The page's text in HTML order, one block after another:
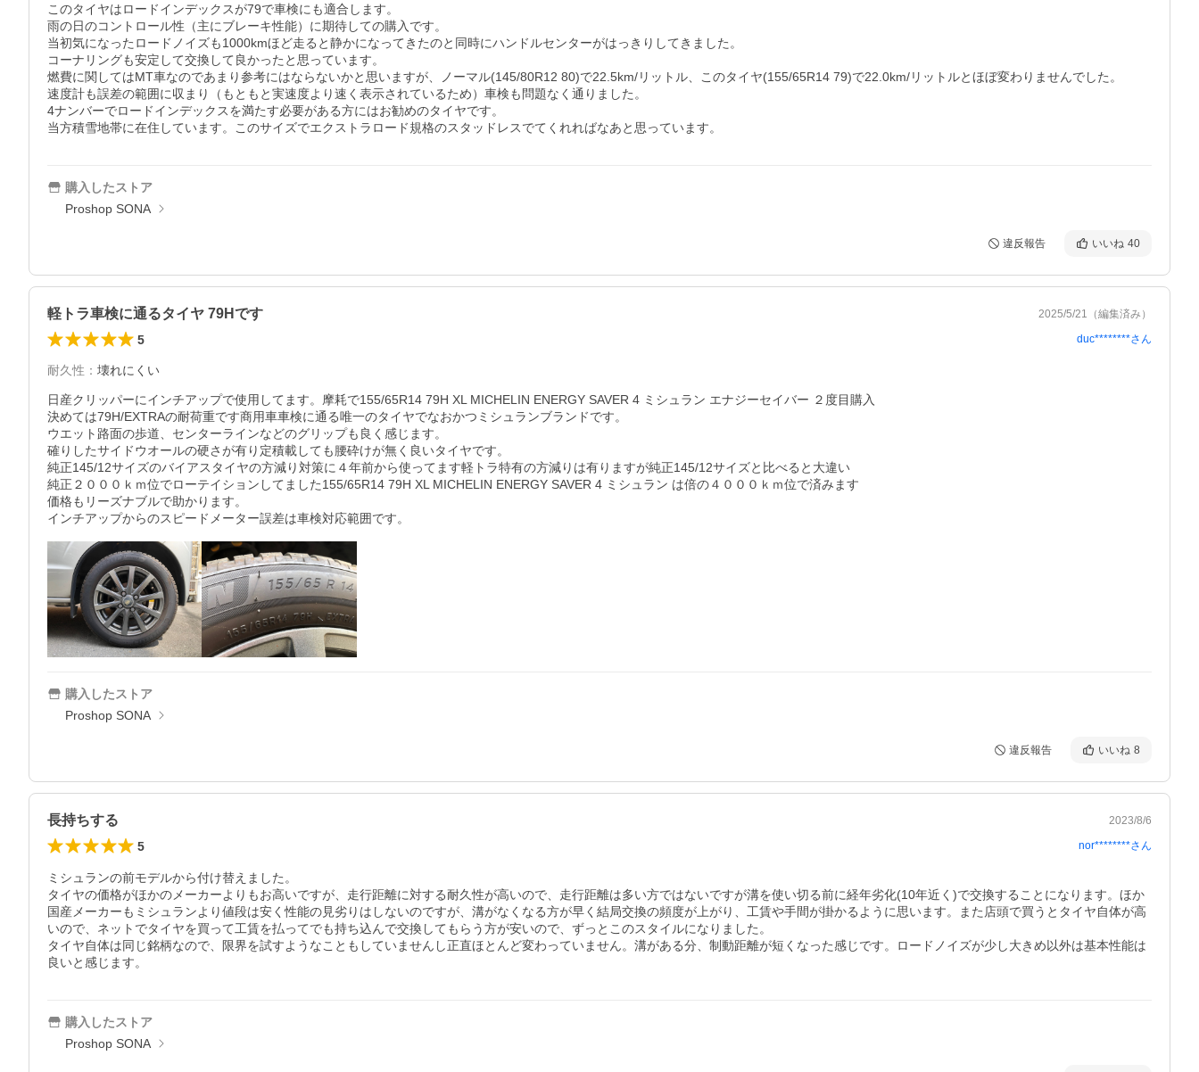
このタイヤはロードインデックスが79で車検にも適合します。
雨の日のコントロール性（主にブレーキ性能）に期待しての購入です。
当初気になったロードノイズも1000kmほど走ると静かになってきたのと同時にハンドルセンターがはっきりしてきました。
コーナリングも安定して交換して良かったと思っています。
燃費に関してはMT車なのであまり参考にはならないかと思いますが、ノーマル(145/80R12 80)で22.5km/リットル、このタイヤ(155/65R14 79)で22.0km/リットルとほぼ変わりませんでした。
速度計も誤差の範囲に収まり（もともと実速度より速く表示されているため）車検も問題なく通りました。
4ナンバーでロードインデックスを満たす必要がある方にはお勧めのタイヤです。
当方積雪地帯に在住しています。このサイズでエクストラロード規格のスタッドレスでてくれればなあと思っています。
購入したストア
Proshop SONA
違反報告 いいね 40
軽トラ車検に通るタイヤ 79Hです 2025/5/21 （編集済み）
5 duc********さん
耐久性 ： 壊れにくい
日産クリッパーにインチアップで使用してます。摩耗で155/65R14 79H XL MICHELIN ENERGY SAVER 4 ミシュラン エナジーセイバー ２度目購入
決めては79H/EXTRAの耐荷重です商用車車検に通る唯一のタイヤでなおかつミシュランブランドです。
ウエット路面の歩道、センターラインなどのグリップも良く感じます。
確りしたサイドウオールの硬さが有り定積載しても腰砕けが無く良いタイヤです。
純正145/12サイズのバイアスタイヤの方減り対策に４年前から使ってます軽トラ特有の方減りは有りますが純正145/12サイズと比べると大違い
純正２０００ｋｍ位でローテイションしてました155/65R14 79H XL MICHELIN ENERGY SAVER 4 ミシュラン は倍の４０００ｋｍ位で済みます
価格もリーズナブルで助かります。
インチアップからのスピードメーター誤差は車検対応範囲です。
購入したストア
Proshop SONA
違反報告 いいね 8
長持ちする 2023/8/6
5 nor********さん
ミシュランの前モデルから付け替えました。
タイヤの価格がほかのメーカーよりもお高いですが、走行距離に対する耐久性が高いので、走行距離は多い方ではないですが溝を使い切る前に経年劣化(10年近く)で交換することになります。ほか
国産メーカーもミシュランより値段は安く性能の見劣りはしないのですが、溝がなくなる方が早く結局交換の頻度が上がり、工賃や手間が掛かるように思います。また店頭で買うとタイヤ自体が高
いので、ネットでタイヤを買って工賃を払ってでも持ち込んで交換してもらう方が安いので、ずっとこのスタイルになりました。
タイヤ自体は同じ銘柄なので、限界を試すようなこともしていませんし正直ほとんど変わっていません。溝がある分、制動距離が短くなった感じです。ロードノイズが少し大きめ以外は基本性能は
良いと感じます。
購入したストア
Proshop SONA